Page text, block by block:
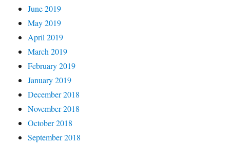
June 2019
May 2019
April 2019
March 2019
February 2019
January 2019
December 2018
November 2018
October 2018
September 2018